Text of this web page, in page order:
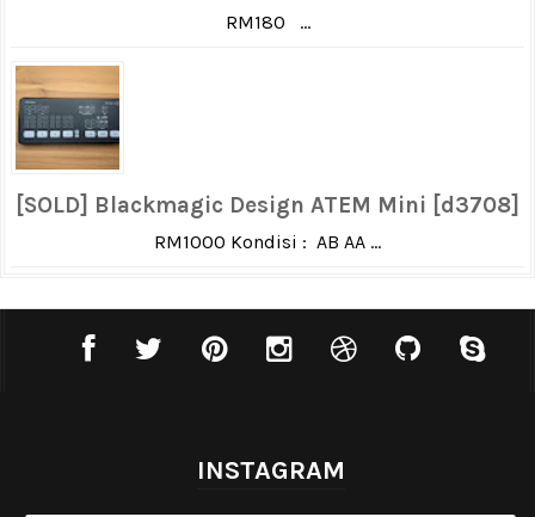
RM180 ...
[SOLD] Blackmagic Design ATEM Mini [d3708]
RM1000 Kondisi : AB AA ...
INSTAGRAM